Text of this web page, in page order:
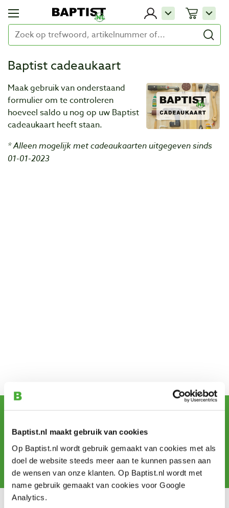
Baptist.nl maakt gebruik van cookies
Op Baptist.nl wordt gebruik gemaakt van cookies met als
doel de website steeds meer aan te kunnen passen aan
de wensen van onze klanten. Op Baptist.nl wordt met
name gebruik gemaakt van cookies voor Google
Analytics.
Baptist cadeaukaart
Maak gebruik van onderstaand
formulier om te controleren
hoeveel saldo u nog op uw Baptist
cadeaukaart heeft staan.
* Alleen mogelijk met cadeaukaarten uitgegeven sinds
01-01-2023
Schrijf u in voor de maandelijkse nieuwsbrief
Aanmelden